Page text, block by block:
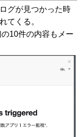
グが見つかった時
てくる。
10件の内容もメー